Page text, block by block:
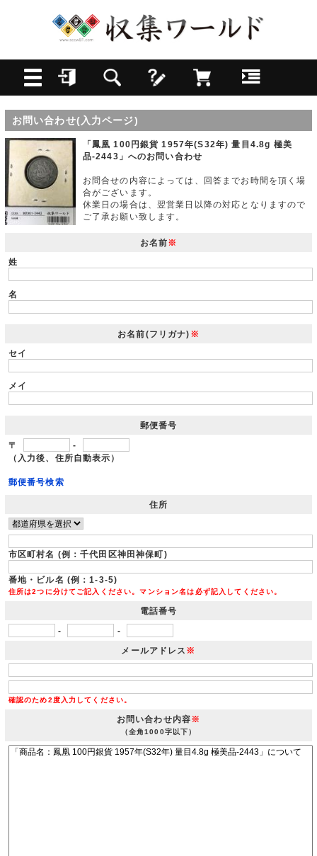
お問い合わせ(入力ページ)
「鳳凰 100円銀貨 1957年(S32年) 量目4.8g 極美
品-2443」へのお問い合わせ
お問合せの内容によっては、回答までお時間を頂く場
合がございます。
休業日の場合は、翌営業日以降の対応となりますので
ご了承お願い致します。
お名前※
姓
名
お名前(フリガナ) ※
セイ
メイ
郵便番号
〒
-
（入力後、住所自動表示）
郵便番号検索
住所
市区町村名 (例：千代田区神田神保町)
番地・ビル名 (例：1-3-5)
住所は2つに分けてご記入ください。マンション名は必ず記入してください。
電話番号
- -
メールアドレス ※
確認のため2度入力してください。
お問い合わせ内容※
（全角1000字以下）